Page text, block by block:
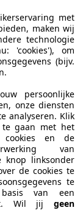
met
maken wij
technologie
'cookies'), om
(bijv.
persoonlijke
onze diensten
analyseren. Klik
te gaan met het
cookies en de
van
knop linksonder
de cookies te
te
van een
Wil jij geen